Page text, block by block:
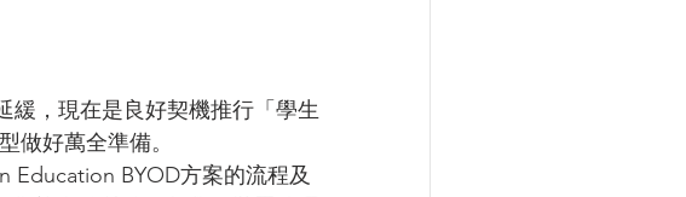
緩，現在是良好契機推行「學生
做好萬全準備。
Education BYOD方案的流程及